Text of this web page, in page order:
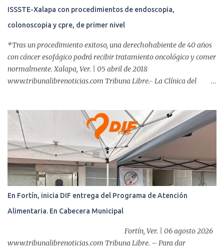
ISSSTE-Xalapa con procedimientos de endoscopia,
colonoscopia y cpre, de primer nivel
*Tras un procedimiento exitoso, una derechohabiente de 40 años
con cáncer esofágico podrá recibir tratamiento oncológico y comer
normalmente. Xalapa, Ver. | 05 abril de 2018
www.tribunalibrenoticias.com Tribuna Libre.- La Clínica del
incluyen endoscopia, colonoscopia y colangiopancreatografía
retrógrada endoscópica (CPRE), con equipo de alta tecnología de
videoendoscopia gástrica y con especialistas certificados. Además
se cuenta con endoscopios de última tecnología que permiten
diagnósticos con mayor certeza y sin dolor para el paciente, a
través de la atención de un equipo de profesionales
multidisciplinario: tres endoscopistas, anestesiólogo y personal
auxiliar y de enfermería. En esta semana, se realizó un nuevo caso
de éxito, pues a través de la colocación de un stent metálico
esofágico, una derechohabiente con un tumor en el ...
En Fortín, inicia DIF entrega del Programa de Atención
Alimentaria. En Cabecera Municipal
Fortín, Ver. | 06 agosto 2026
www.tribunalibrenoticias.com Tribuna Libre. – Para dar